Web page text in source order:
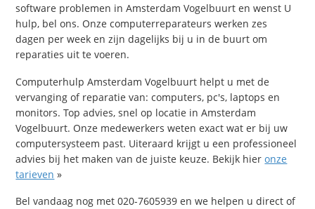
software problemen in Amsterdam Vogelbuurt en wenst U
hulp, bel ons. Onze computerreparateurs werken zes
dagen per week en zijn dagelijks bij u in de buurt om
reparaties uit te voeren.
Computerhulp Amsterdam Vogelbuurt helpt u met de
vervanging of reparatie van: computers, pc's, laptops en
monitors. Top advies, snel op locatie in Amsterdam
Vogelbuurt. Onze medewerkers weten exact wat er bij uw
computersysteem past. Uiteraard krijgt u een professioneel
advies bij het maken van de juiste keuze. Bekijk hieronze
tarieven »
Bel vandaag nog met 020-7605939 en we helpen u direct of